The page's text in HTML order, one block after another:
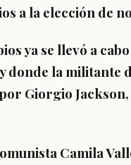
a la elección de
ya se llevó a
donde la militante
Giorgio
Camila